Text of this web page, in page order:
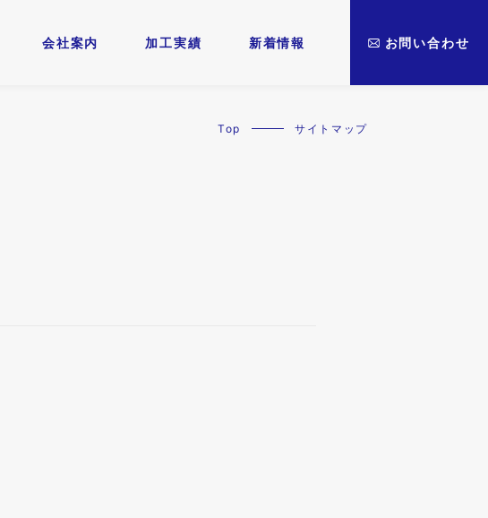
会社案内 加工実績 新着情報 お問い合わせ
Top サイトマップ